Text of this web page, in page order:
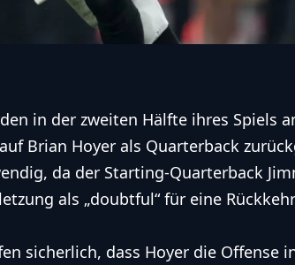
in der zweiten Hälfte ihres Spiels
Brian Hoyer als Quarterback
da der Starting-Quarterback
als „doubtful“ für eine
sicherlich, dass Hoyer die Offense